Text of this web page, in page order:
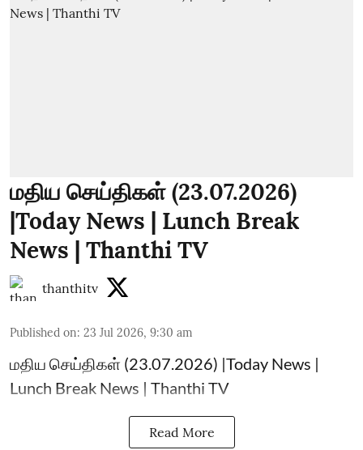
மதிய செய்திகள் (23.07.2026)
|Today News | Lunch Break
News | Thanthi TV
thanthitv
Published on: 23 Jul 2026, 9:30 am
மதிய செய்திகள் (23.07.2026) |Today News |
Lunch Break News | Thanthi TV
Read More